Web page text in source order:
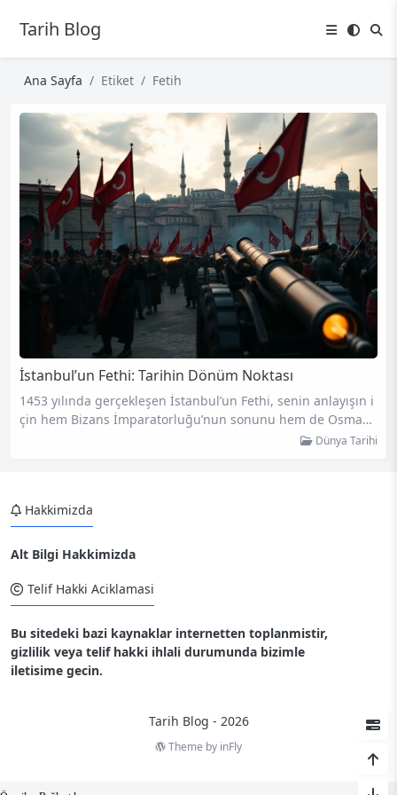
Tarih Blog
Ana Sayfa Etiket Fetih
İstanbul’un Fethi: Tarihin Dönüm Noktası
1453 yılında gerçekleşen İstanbul’un Fethi, senin anlayışın i
çin hem Bizans İmparatorluğu’nun sonunu hem de Osmanl
ı’nın hızlı yükselişini simgeler. Bu kuşatma, tarihin akışını de
e karşılaşacaksın. Ayrıca, bu büyük olayın sadece bölgesel d
eğil, dünya…
Dünya Tarihi
Hakkimizda
Alt Bilgi Hakkimizda
Telif Hakki Aciklamasi
Bu sitedeki bazi kaynaklar internetten toplanmistir,
gizlilik veya telif hakki ihlali durumunda bizimle
iletisime gecin.
Tarih Blog - 2026
Theme by inFly